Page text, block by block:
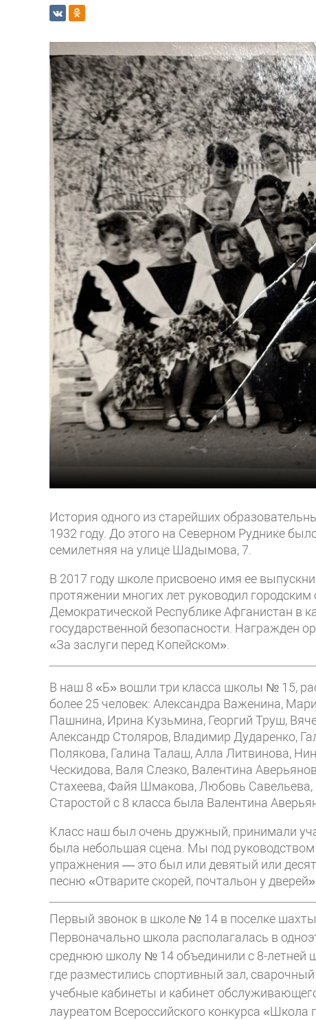
История одного из старейших
1932 году. До этого на Северном Руднике
семилетняя на улице Шадымова, 7.
В 2017 году школе присвоено имя ее
протяжении многих лет руководил
Демократической Республике Афганистан в
государственной безопасности. Награжден
«За заслуги перед Копейском».
В наш 8 «Б» вошли три класса школы № 15,
более 25 человек: Александра Важенина,
Пашнина, Ирина Кузьмина, Георгий Труш,
Александр Столяров, Владимир Дударенко,
Полякова, Галина Талаш, Алла Литвинова,
Ческидова, Валя Слезко, Валентина
Стахеева, Файя Шмакова, Любовь Савельева,
Старостой с 8 класса была Валентина
Класс наш был очень дружный, принимали
была небольшая сцена. Мы под
упражнения — это был или девятый или
песню «Отварите скорей, почтальон у
Первый звонок в школе № 14 в поселке
Первоначально школа располагалась в
среднюю школу № 14 объединили с 8-летней
где разместились спортивный зал,
учебные кабинеты и кабинет
лауреатом Всероссийского конкурса